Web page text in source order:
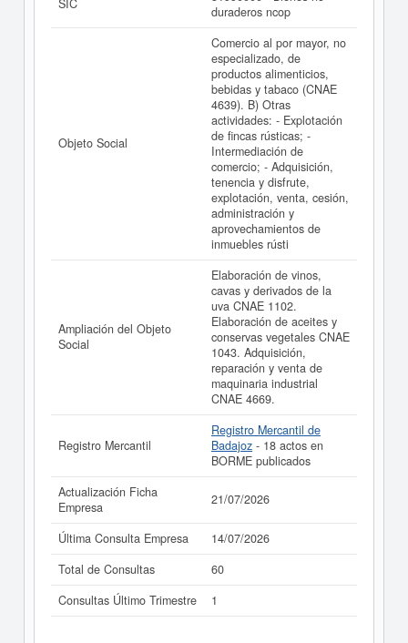
SIC
duraderos ncop
Objeto Social
Comercio al por mayor, no
especializado, de
productos alimenticios,
bebidas y tabaco (CNAE
4639). B) Otras
actividades: - Explotación
de fincas rústicas; -
Intermediación de
comercio; - Adquisición,
tenencia y disfrute,
explotación, venta, cesión,
administración y
aprovechamientos de
inmuebles rústi
Ampliación del Objeto
Social
Elaboración de vinos,
cavas y derivados de la
uva CNAE 1102.
Elaboración de aceites y
conservas vegetales CNAE
1043. Adquisición,
reparación y venta de
maquinaria industrial
CNAE 4669.
Registro Mercantil
Registro Mercantil de
Badajoz - 18 actos en
BORME publicados
Actualización Ficha
Empresa
21/07/2026
Última Consulta Empresa
14/07/2026
Total de Consultas
60
Consultas Último Trimestre
1